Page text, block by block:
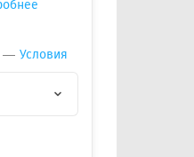
— Условия